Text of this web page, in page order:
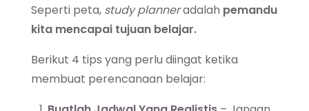
Seperti peta, study planneradalah pemandu
kita mencapai tujuan belajar.
Berikut 4 tips yang perlu diingat ketika
membuat perencanaan belajar: